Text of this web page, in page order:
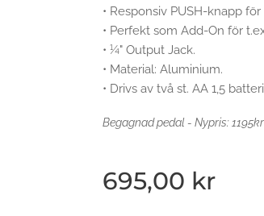
• Responsiv PUSH-knapp
• Perfekt som Add-On för
• ¼" Output Jack.
• Material: Aluminium.
• Drivs av två st. AA 1,5
Begagnad pedal - Nypris: 1195kr
695,00 kr